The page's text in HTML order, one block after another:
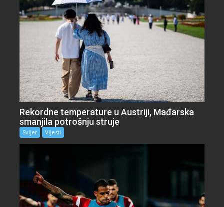
Rekordne temperature u Austriji, Mađarska
smanjila potrošnju struje
Svijet Vijesti